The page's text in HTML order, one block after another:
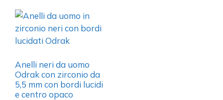
Anelli neri da uomo
Odrak con zirconio da
5,5 mm con bordi lucidi
e centro opaco